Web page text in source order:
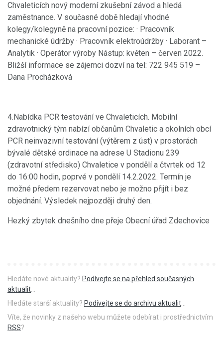
Chvaleticích nový moderní zkušební závod a hledá
zaměstnance. V současné době hledají vhodné
kolegy/kolegyně na pracovní pozice: · Pracovník
mechanické údržby · Pracovník elektroúdržby · Laborant –
Analytik · Operátor výroby Nástup: květen – červen 2022.
Bližší informace se zájemci dozví na tel: 722 945 519 –
Dana Procházková
4.Nabídka PCR testování ve Chvaleticích. Mobilní
zdravotnický tým nabízí občanům Chvaletic a okolních obcí
PCR neinvazivní testování (výtěrem z úst) v prostorách
bývalé dětské ordinace na adrese U Stadionu 239
(zdravotní středisko) Chvaletice v pondělí a čtvrtek od 12
do 16:00 hodin, poprvé v pondělí 14.2.2022. Termín je
možné předem rezervovat nebo je možno přijít i bez
objednání. Výsledek nejpozději druhý den.
Hezký zbytek dnešního dne přeje Obecní úřad Zdechovice
Hledáte nové aktuality? Podívejte se na přehled současných
aktualit
Hledáte starší aktuality? Podívejte se do archivu aktualit
Víte, že novinky z našeho webu můžete odebírat i prostřednictvím
RSS?